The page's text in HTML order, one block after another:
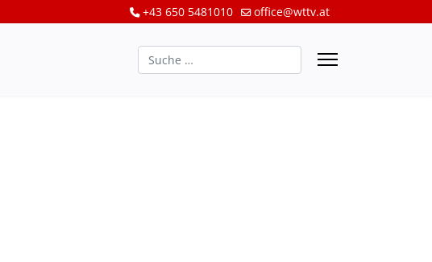
+43 650 5481010 office@wttv.at
Suchen